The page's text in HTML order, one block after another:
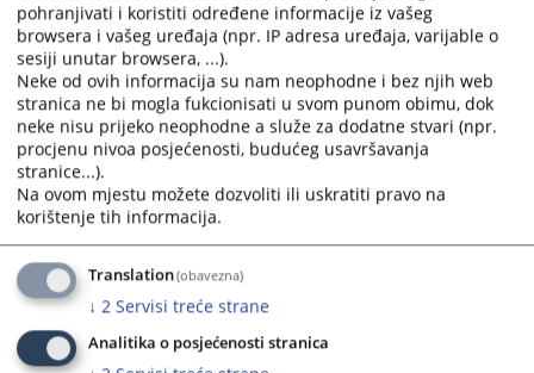
Prikazana vijest je na: Bosanski jezik
Prateći dokumenti
Obavještenje
115
pohranjivati i koristiti određene informacije iz vašeg
browsera i vašeg uređaja (npr. IP adresa uređaja, varijable o
sesiji unutar browsera, ...).
Neke od ovih informacija su nam neophodne i bez njih web
stranica ne bi mogla fukcionisati u svom punom obimu, dok
neke nisu prijeko neophodne a služe za dodatne stvari (npr.
procjenu nivoa posjećenosti, budućeg usavršavanja
stranice...).
Na ovom mjestu možete dozvoliti ili uskratiti pravo na
korištenje tih informacija.
Translation(obavezna)
↓ 2 Servisi treće strane
Analitika o posjećenosti stranica